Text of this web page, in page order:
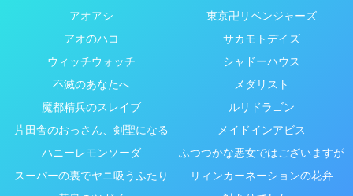
アオアシ
東京卍リベンジャーズ
アオのハコ
サカモトデイズ
ウィッチウォッチ
シャドーハウス
不滅のあなたへ
メダリスト
魔都精兵のスレイブ
ルリドラゴン
片田舎のおっさん、剣聖になる
メイドインアビス
ハニーレモンソーダ
ふつつかな悪女ではございますが
スーパーの裏でヤニ吸うふたり
リィンカーネーションの花弁